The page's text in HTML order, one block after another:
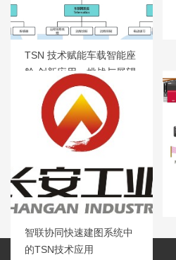
TSN 技术赋能车载智能座
舱 创新应用、挑战与展望
智联协同快速建图系统中
的TSN技术应用